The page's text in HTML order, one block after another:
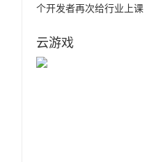
个开发者再次给行业上课
云游戏